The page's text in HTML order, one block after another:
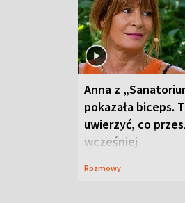
Anna z
pokazała biceps.
uwierzyć, co
wcześniej
Rozmowy